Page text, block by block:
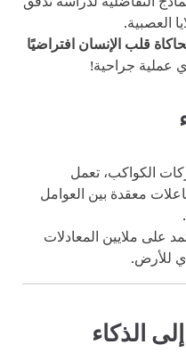
العصبية.
قلب الإنسان افتراضيًا
عملية جراحية!
الكواكب، تعمل
معقدة بين العوامل
على ملايين المعادلات
للأرض.
الذكاء